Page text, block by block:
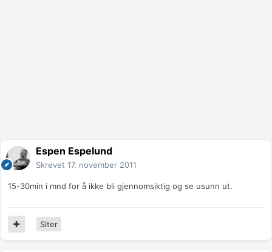
Espen Espelund
Skrevet 17. november 2011
15-30min i mnd for å ikke bli gjennomsiktig og se usunn ut.
Siter